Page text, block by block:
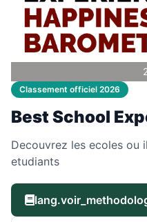
Classement officiel 2026
Best School
Decouvrez les ecoles ou
etudiants